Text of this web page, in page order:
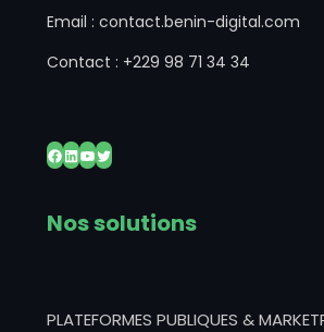
Email : contact.benin-digital.com
Contact : +229 98 71 34 34
Facebook
LinkedIn
YouTube
Twitter
Nos solutions
PLATEFORMES PUBLIQUES &